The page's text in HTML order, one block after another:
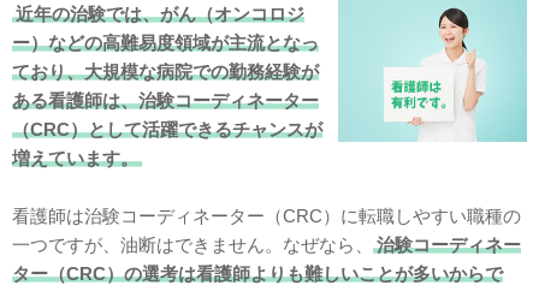
近年の治験では、がん（オンコロジ
ー）などの高難易度領域が主流となっ
ており、大規模な病院での勤務経験が
ある看護師は、治験コーディネーター
（CRC）として活躍できるチャンスが
増えています。
看護師は治験コーディネーター（CRC）に転職しやすい職種の
一つですが、油断はできません。なぜなら、
治験コーディネー
ター（CRC）の選考は看護師よりも難しいことが多いからで